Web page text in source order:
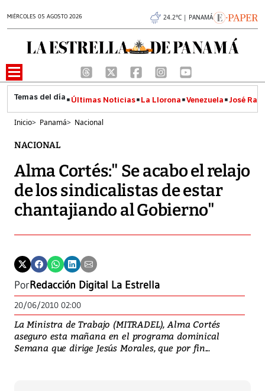
MIÉRCOLES 05 AGOSTO 2026 24.2°C | PANAMÁ
Últimas Noticias La Llorona Venezuela José
Inicio> Panamá> Nacional
NACIONAL
Alma Cortés:" Se acabo el relajo
de los sindicalistas de estar
chantajiando al Gobierno"
PorRedacción Digital La Estrella
20/06/2010 02:00
La Ministra de Trabajo (MITRADEL), Alma Cortés
aseguro esta mañana en el programa dominical
Semana que dirige Jesús Morales, que por fin...